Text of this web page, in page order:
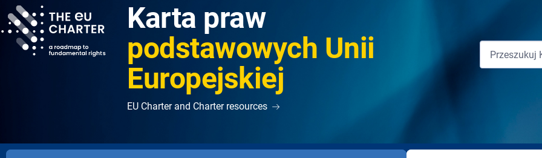
Karta praw
podstawowych Unii
Europejskiej
EU Charter and Charter resources